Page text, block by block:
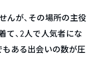
んが、その場所の主役
て、2人で人気者にな
もある出会いの数が圧